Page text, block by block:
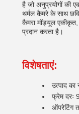
है जो अनुप्रयोगों की
थर्मल कैमरे के साथ
कैमरा मॉड्यूल एकीकृत,
प्रदान करता है।
विशेषताएं:
उत्पाद का
फ्रेम दरः
ऑपरेटिंग